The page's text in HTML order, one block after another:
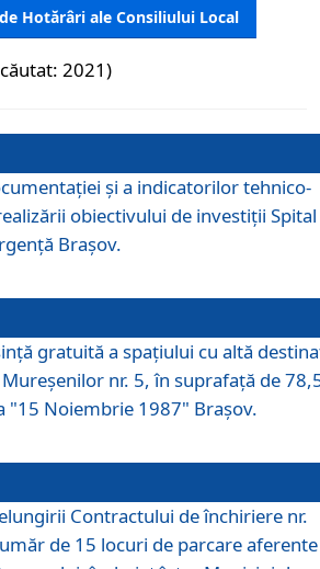
Hotărâri ale Consiliului Local
2021)
și a indicatorilor tehnico-
obiectivului de investiții Spital
Brașov.
gratuită a spaţiului cu altă
nr. 5, în suprafaţă de
"15 Noiembrie 1987" Braşov.
Contractului de închiriere nr.
de 15 locuri de parcare aferente